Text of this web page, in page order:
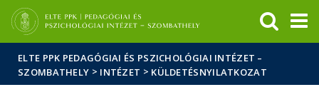
Hírek
Események
ELTE a
sajtóban
ELTE PPK PEDAGÓGIAI ÉS PSZICHOLÓGIAI INTÉZET –
SZOMBATHELY > INTÉZET > KÜLDETÉSNYILATKOZAT